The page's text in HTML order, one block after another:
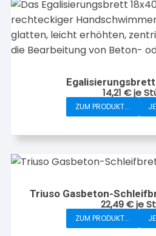
14,21€je
ZUM PRODUKT...
Triuso Gasbeton-
22,49€je
ZUM PRODUKT...